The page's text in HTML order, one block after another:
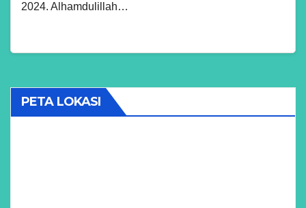
2024. Alhamdulillah…
PETA LOKASI